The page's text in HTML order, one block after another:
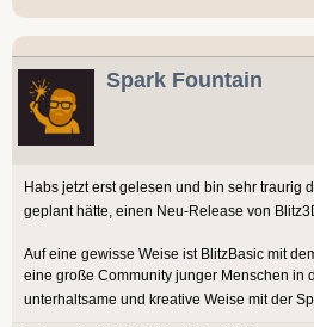
Spark Fountain
Habs jetzt erst gelesen und bin sehr traurig
geplant hätte, einen Neu-Release von
Auf eine gewisse Weise ist BlitzBasic mit
eine große Community junger Menschen in
unterhaltsame und kreative Weise mit der